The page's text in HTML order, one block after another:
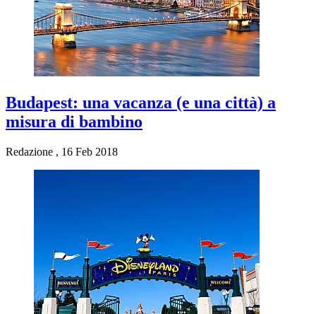
Budapest: una vacanza (e una città) a
misura di bambino
Redazione , 16 Feb 2018